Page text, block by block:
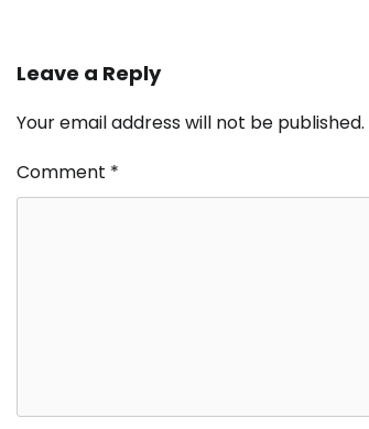
Leave a Reply
Your email address will not be published.
Comment *